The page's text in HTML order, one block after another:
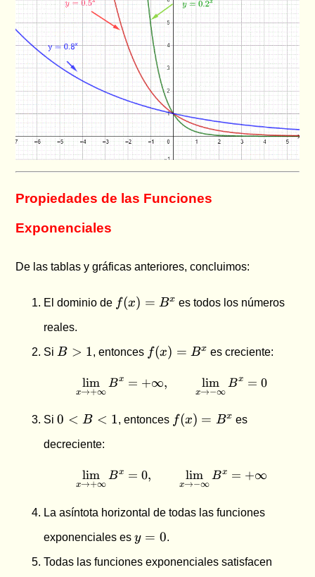
Propiedades de las Funciones
Exponenciales
De las tablas y gráficas anteriores, concluimos:
El dominio de f(x)
=
f(x) = Bx es todos los números
reales.
Si B
B > 1, entonces f(x)
=
B^x
f(x) = Bx es creciente:
\lim_{x \to +\infty}
x→+∞
lim Bx = +∞,
x→−∞
lim Bx = 0
Si0
B
0 < B < 1, entonces f(x)
=
f(x) = Bx es
decreciente:
\lim_{x \to +\infty}
x→+∞
lim Bx = 0,
x→−∞
lim Bx = +∞
La asíntota horizontal de todas las funciones
exponenciales esy
=
0
y = 0.
Todas las funciones exponenciales satisfacen